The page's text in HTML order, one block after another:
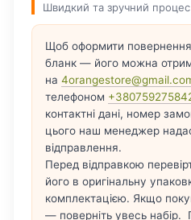
Швидкий та зручний
Щоб оформити
бланк — його можна
на
телефоном
контактні дані, номер
цього наш менеджер
відправлення.
Перед відправкою
його в оригінальну
комплектацією. Якщо
— поверніть увесь набір.